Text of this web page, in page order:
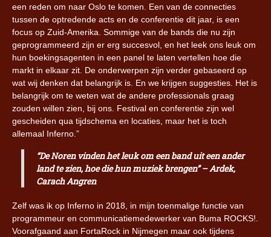
een reden om naar Oslo te komen. Een van de connecties
tussen de optredende acts en de conferentie dit jaar, is een
focus op Zuid-Amerika. Sommige van de bands die nu zijn
geprogrammeerd zijn er erg succesvol, en het leek ons leuk om
hun boekingsagenten in een panel te laten vertellen hoe die
markt in elkaar zit. De onderwerpen zijn verder gebaseerd op
wat wij denken dat belangrijk is. En we krijgen suggesties. Het is
belangrijk om te weten wat de andere professionals graag
zouden willen zien, bij ons. Festival en conferentie zijn wel
gescheiden qua tijdschema en locaties, maar het is toch
allemaal Inferno.”
“De Noren vinden het leuk om een band uit een ander
land te zien, hoe die hun muziek brengen” – Ardek,
Carach Angren
Zelf was ik op Inferno in 2018, in mijn toenmalige functie van
programmeur en communicatiemedewerker van Buma ROCKS!.
Voorafgaand aan FortaRock in Nijmegen maar ook tijdens